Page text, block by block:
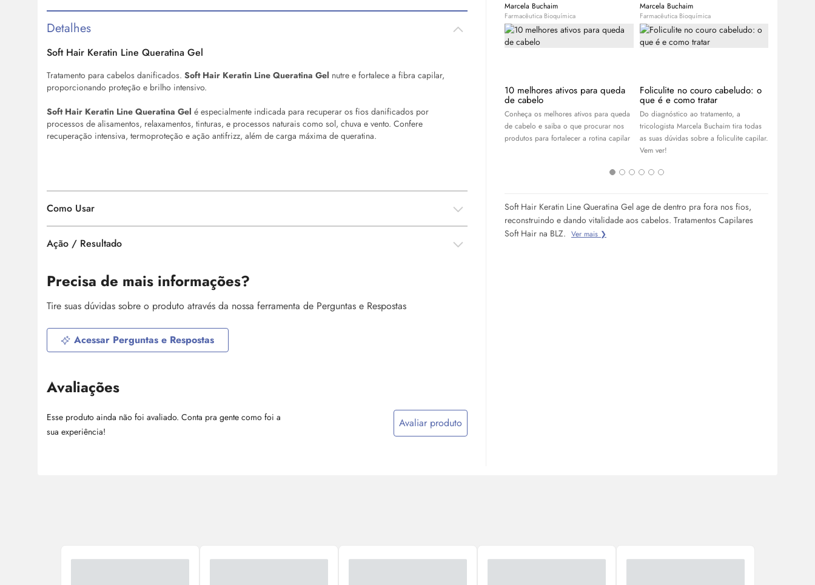
Marcela Buchaim
Farmacêutica Bioquímica
10 melhores ativos para queda
de cabelo
Conheça os melhores ativos para queda
de cabelo e saiba o que procurar nos
produtos para fortalecer a rotina capilar
Marcela Buchaim
Farmacêutica Bioquímica
Foliculite no couro cabeludo: o
que é e como tratar
Do diagnóstico ao tratamento, a
tricologista Marcela Buchaim tira todas
as suas dúvidas sobre a foliculite capilar.
Vem ver!
Soft Hair Keratin Line Queratina Gel age de dentro pra fora nos fios,
reconstruindo e dando vitalidade aos cabelos. Tratamentos Capilares
Soft Hair na BLZ. Ver mais ❯
Detalhes
Soft Hair Keratin Line Queratina Gel
Tratamento para cabelos danificados. Soft Hair Keratin Line Queratina Gel nutre e fortalece a fibra capilar,
proporcionando proteção e brilho intensivo.
Soft Hair Keratin Line Queratina Gel é especialmente indicada para recuperar os fios danificados por
processos de alisamentos, relaxamentos, tinturas, e processos naturais como sol, chuva e vento. Confere
recuperação intensiva, termoproteção e ação antifrizz, além de carga máxima de queratina.
Como Usar
Ação / Resultado
Precisa de mais informações?
Tire suas dúvidas sobre o produto através da nossa ferramenta de Perguntas e Respostas
Acessar Perguntas e Respostas
Avaliações
Esse produto ainda não foi avaliado. Conta pra gente como foi a
sua experiência!
Avaliar produto